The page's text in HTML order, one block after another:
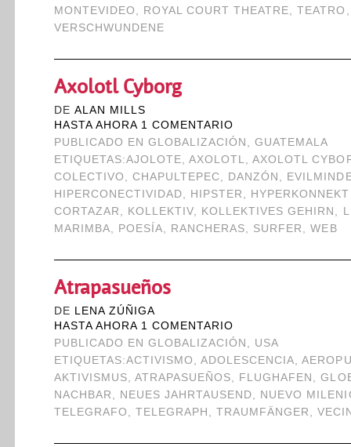
MONTEVIDEO , ROYAL COURT THEATRE,TEATRO
VERSCHWUNDENE
Axolotl Cyborg
DE ALAN MILLS
HASTA AHORA 1 COMENTARIO
PUBLICADO EN GLOBALIZACIÓN ,GUATEMALA
ETIQUETAS:AJOLOTE, AXOLOTL,AXOLOTL
COLECTIVO , CHAPULTEPEC, DANZÓN ,
HIPERCONECTIVIDAD, HIPSTER ,
CORTAZAR , KOLLEKTIV, KOLLEKTIVES GEHIRN ,
MARIMBA, POESÍA, RANCHERAS, SURFER ,WEB
Atrapasueños
DE LENA ZÚÑIGA
HASTA AHORA 1 COMENTARIO
PUBLICADO EN GLOBALIZACIÓN , USA
ETIQUETAS:ACTIVISMO ,ADOLESCENCIA,
AKTIVISMUS, ATRAPASUEÑOS, FLUGHAFEN ,
NACHBAR , NEUES JAHRTAUSEND, NUEVO
TELEGRAFO , TELEGRAPH ,TRAUMFÄNGER ,